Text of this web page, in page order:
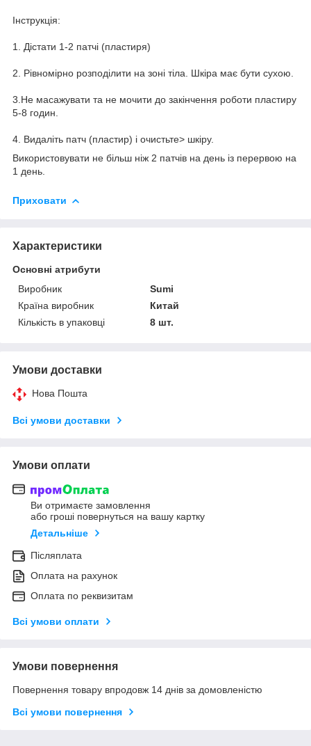
Інструкція:
1. Дістати 1-2 патчі (пластиря)
2. Рівномірно розподілити на зоні тіла. Шкіра має бути сухою.
3.Не масажувати та не мочити до закінчення роботи пластиру
5-8 годин.
4. Видаліть патч (пластир) і очистьте> шкіру.
Використовувати не більш ніж 2 патчів на день із перервою на
1 день.
Приховати
Характеристики
Основні атрибути
Виробник
Sumi
Країна виробник
Китай
Кількість в упаковці
8 шт.
Умови доставки
Нова Пошта
Всі умови доставки
Умови оплати
Ви отримаєте замовлення
або гроші повернуться на вашу картку
Детальніше
Післяплата
Оплата на рахунок
Оплата по реквизитам
Всі умови оплати
Умови повернення
Повернення товару впродовж 14 днів за домовленістю
Всі умови повернення